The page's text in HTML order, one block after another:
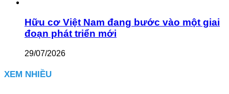
Hữu cơ Việt Nam đang bước vào một giai
đoạn phát triển mới
29/07/2026
XEM NHIỀU